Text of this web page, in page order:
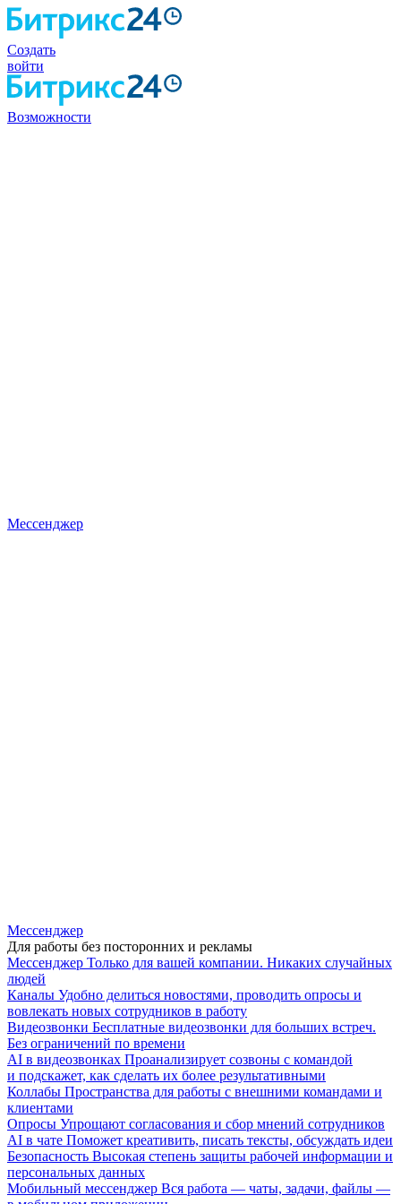
Создать
войти
Возможности
Мессенджер
Мессенджер
Для работы без посторонних и рекламы
Мессенджер Только для вашей компании. Никаких случайных
людей
Каналы Удобно делиться новостями, проводить опросы и
вовлекать новых сотрудников в работу
Видеозвонки Бесплатные видеозвонки для больших встреч.
Без ограничений по времени
AI в видеозвонках Проанализирует созвоны с командой
и подскажет, как сделать их более результативными
Коллабы Пространства для работы с внешними командами и
клиентами
Опросы Упрощают согласования и сбор мнений сотрудников
AI в чате Поможет креативить, писать тексты, обсуждать идеи
Безопасность Высокая степень защиты рабочей информации и
персональных данных
Мобильный мессенджер Вся работа — чаты, задачи, файлы —